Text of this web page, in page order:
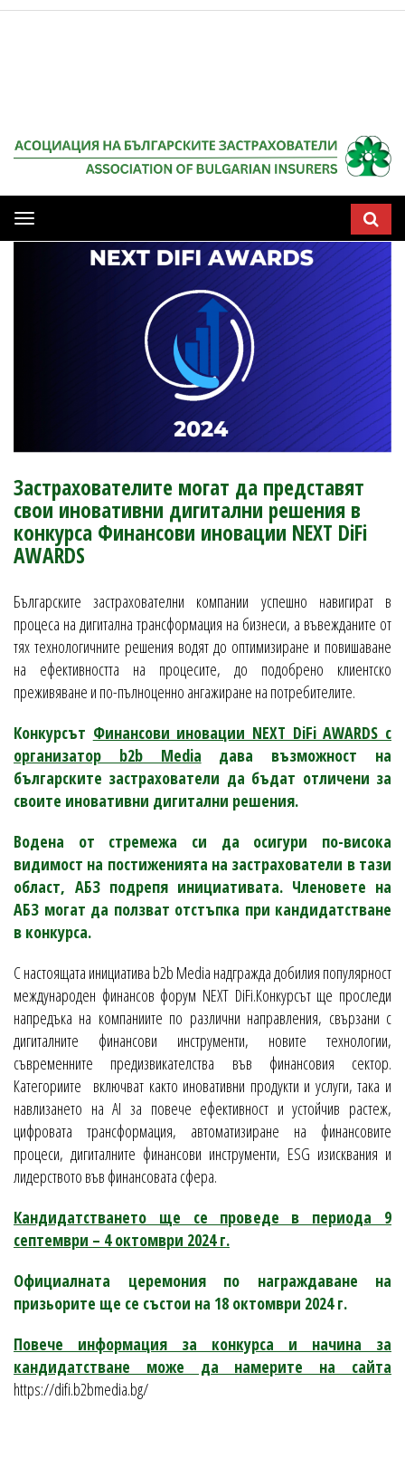
Мобилна
навигация
Застрахователите могат да представят
свои иновативни дигитални решения в
конкурса Финансови иновации NEXT DiFi
AWARDS
Българските застрахователни компании успешно навигират в
процеса на дигитална трансформация на бизнеси, а въвежданите от
тях технологичните решения водят до оптимизиране и повишаване
на ефективността на процесите, до подобрено клиентско
преживяване и по-пълноценно ангажиране на потребителите.
Конкурсът Финансови иновации NEXT DiFi AWARDS с
организатор b2b Media дава възможност на
българските застрахователи да бъдат отличени за
своите иновативни дигитални решения.
Водена от стремежа си да осигури по-висока
видимост на постиженията на застрахователи в тази
област, АБЗ подрепя инициативата. Членовете на
АБЗ могат да ползват отстъпка при кандидатстване
в конкурса.
С настоящата инициатива b2b Media надгражда добилия популярност
международен финансов форум NEXT DiFi.Конкурсът ще проследи
напредъка на компаниите по различни направления, свързани с
дигиталните финансови инструменти, новите технологии,
съвременните предизвикателства във финансовия сектор.
Категориите включват както иновативни продукти и услуги, така и
навлизането на AI за повече ефективност и устойчив растеж,
цифровата трансформация, автоматизиране на финансовите
процеси, дигиталните финансови инструменти, ESG изисквания и
лидерството във финансовата сфера.
Кандидатстването ще се проведе в периода 9
септември – 4 октомври 2024 г.
Официалната церемония по награждаване на
призьорите ще се състои на 18 октомври 2024 г.
Повече информация за конкурса и начина за
кандидатстване може да намерите на сайта
https://difi.b2bmedia.bg/